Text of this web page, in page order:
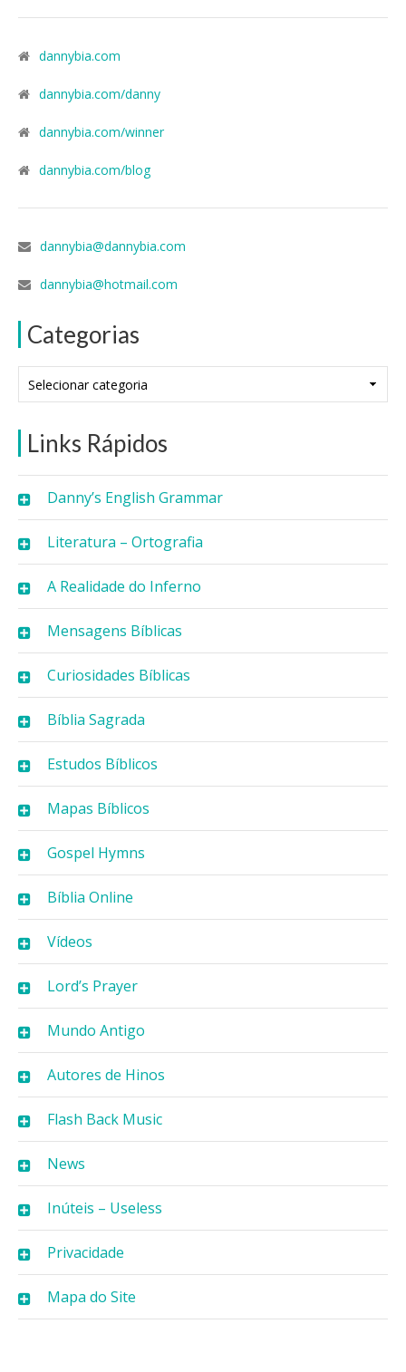
dannybia.com
dannybia.com/danny
dannybia.com/winner
dannybia.com/blog
dannybia@dannybia.com
dannybia@hotmail.com
Categorias
Links Rápidos
Danny’s English Grammar
Literatura – Ortografia
A Realidade do Inferno
Mensagens Bíblicas
Curiosidades Bíblicas
Bíblia Sagrada
Estudos Bíblicos
Mapas Bíblicos
Gospel Hymns
Bíblia Online
Vídeos
Lord’s Prayer
Mundo Antigo
Autores de Hinos
Flash Back Music
News
Inúteis – Useless
Privacidade
Mapa do Site